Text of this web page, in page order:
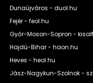
Dunaújváros - duol.hu
Fejér - feol.hu
Győr-Moson-Sopron -
Hajdú-Bihar - haon.hu
Heves - heol.hu
Jász-Nagykun-Szolnok -